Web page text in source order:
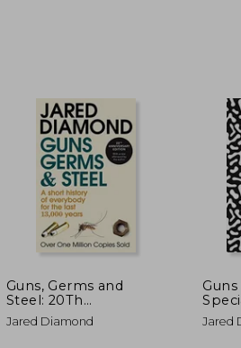
45%
dcto. $
Guns, Germs and
Steel: 20Th
Anniversary Edition
(en Inglés)
Jared Diamond Jared